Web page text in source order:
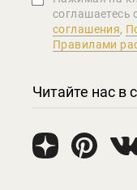
соглашаетеcь
соглашения,
Правилами
Читайте нас в